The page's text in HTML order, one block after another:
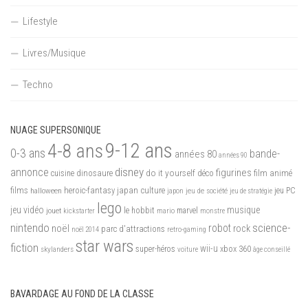
Lifestyle
Livres/Musique
Techno
NUAGE SUPERSONIQUE
0-3 ans 4-8 ans9-12 ans années 80 années 90 bande-
annonce cuisine dinosaure disney do it yourself déco figurines film animé
films halloween heroic-fantasy japan culture japon jeu de société jeu de stratégie jeu PC
jeu vidéo jouet kickstarter lego le hobbit mario marvel monstre musique
nintendo noël noël 2014 parc d'attractions retro-gaming robot rock science-
fiction skylanders star wars super-héros voiture wii-u xbox 360 âge conseillé
BAVARDAGE AU FOND DE LA CLASSE